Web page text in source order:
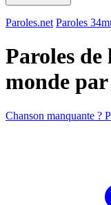
Paroles.net Paroles
Paroles de
monde par
Chanson manquante ?